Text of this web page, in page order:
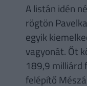
A listán idén
rögtön
egyik
vagyonát. Őt
189,9 milliárd
felépítő